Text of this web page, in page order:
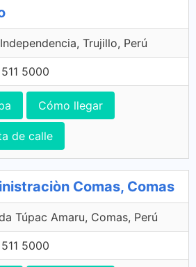
Trujillo, Perú
5000
Cómo llegar
de calle
Comas, Comas
Túpac Amaru, Comas, Perú
5000